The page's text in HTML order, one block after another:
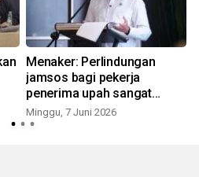
Menaker: Perlindungan
jamsos bagi pekerja
penerima upah sangat
penting
Minggu, 7 Juni 2026